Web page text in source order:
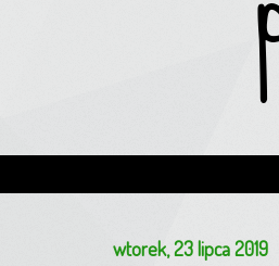
wtorek, 23 lipca 2019